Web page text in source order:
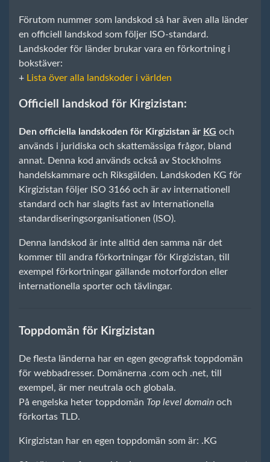
Förutom nummer som landskod så har även alla länder
en officiell landskod som följer ISO-standard.
Landskoder för länder brukar vara en förkortning i
bokstäver:
+ Lista över alla landskoder i världen
Officiell landskod för Kirgizistan:
Den officiella landskoden för Kirgizistan är KG och
används i juridiska och skattemässiga frågor, bland
annat. Denna kod används också av Stockholms
handelskammare och Riksgälden. Landskoden KG för
Kirgizistan följer ISO 3166 och är av internationell
standard och har slagits fast av Internationella
standardiseringsorganisationen (ISO).
Denna landskod är inte alltid den samma när det
kommer till andra förkortningar för Kirgizistan, till
exempel förkortningar gällande motorfordon eller
internationella sporter och tävlingar.
Toppdomän för Kirgizistan
De flesta länderna har en egen geografisk toppdomän
för webbadresser. Domänerna .com och .net, till
exempel, är mer neutrala och globala.
På engelska heter toppdomän Top level domain och
förkortas TLD.
Kirgizistan har en egen toppdomän som är: .KG